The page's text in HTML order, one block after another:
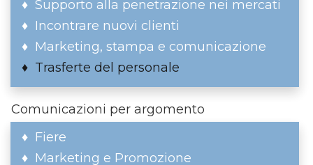
Supporto alla penetrazione nei mercati
Incontrare nuovi clienti
Marketing, stampa e comunicazione
Trasferte del personale
Comunicazioni per argomento
Fiere
Marketing e Promozione